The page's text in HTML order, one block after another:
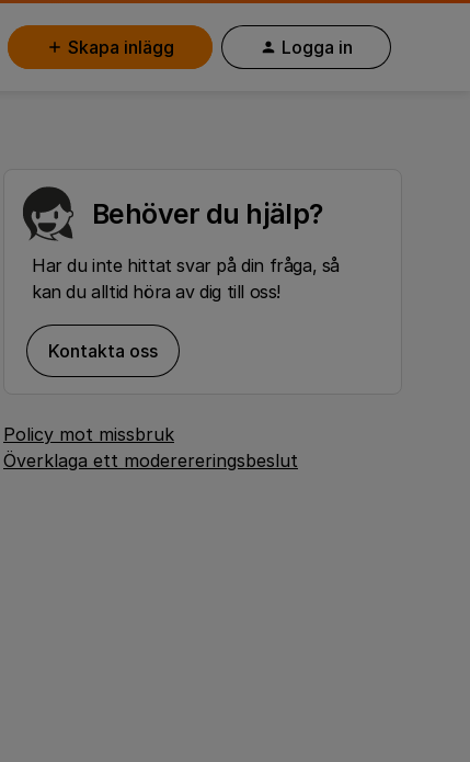
Skapa inlägg Logga in
Behöver du hjälp?
Har du inte hittat svar på din fråga, så
kan du alltid höra av dig till oss!
Kontakta oss
Policy mot missbruk
Överklaga ett moderereringsbeslut